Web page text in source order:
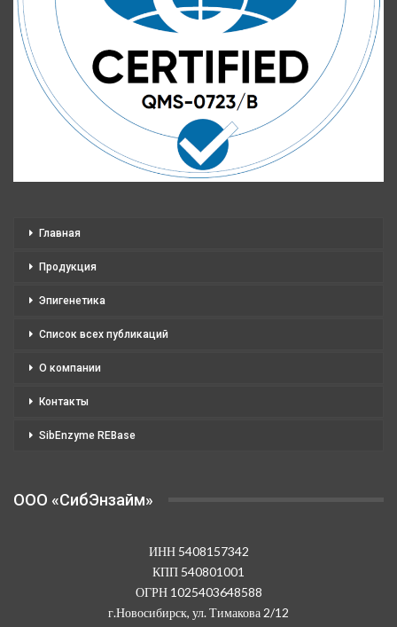
Главная
Продукция
Эпигенетика
Список всех публикаций
О компании
Контакты
SibEnzyme REBase
OOO «СибЭнзайм»
ИНН 5408157342
КПП 540801001
ОГРН 1025403648588
г.Новосибирск, ул. Тимакова 2/12